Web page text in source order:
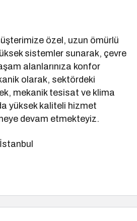
özel, uzun ömürlü
sistemler sunarak, çevre
alanlarınıza konfor
olarak, sektördeki
mekanik tesisat ve klima
yüksek kaliteli hizmet
devam etmekteyiz.